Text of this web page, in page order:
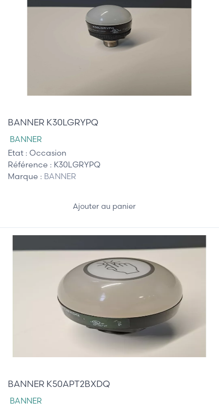
BANNER K30LGRYPQ
BANNER
Etat : Occasion
Référence : K30LGRYPQ
Marque : BANNER
Ajouter au panier
BANNER K50APT2BXDQ
BANNER